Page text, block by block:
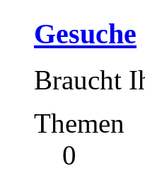
Gesuche
Braucht
Themen
0